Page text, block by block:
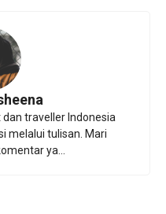
traveller Indonesia
melalui tulisan. Mari
ya...